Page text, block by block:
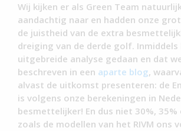
Wij kijken er als Green Team
aandachtig naar en hadden onze
de juistheid van de extra
dreiging van de derde golf. Inmiddels
uitgebreide analyse gedaan en dat
beschreven in een aparte blog,
alvast de uitkomst presenteren: de
is volgens onze berekeningen in
besmettelijker! En dus niet 30%,
zoals de modellen van het RIVM ons